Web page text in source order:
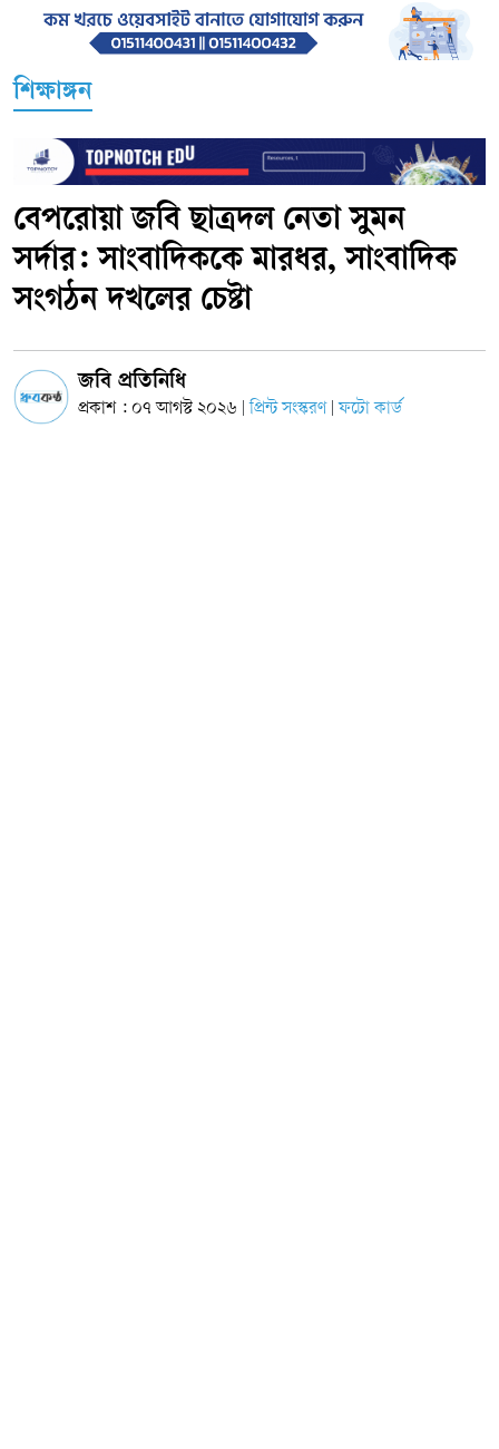
শিক্ষাঙ্গন
বেপরোয়া জবি ছাত্রদল নেতা সুমন
সর্দার: সাংবাদিককে মারধর, সাংবাদিক
সংগঠন দখলের চেষ্টা
জবি প্রতিনিধি
প্রকাশ : ০৭ আগস্ট ২০২৬ প্রিন্ট সংস্করণ ফটো কার্ড